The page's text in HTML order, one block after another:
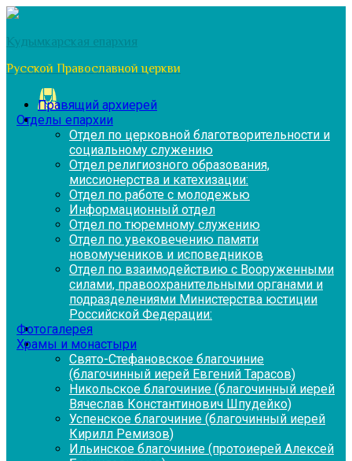
Перейти
содержимому
Кудымкарская епархия
Русской Православной церкви
Правящий архиерей
Отделы епархии
Отдел по церковной благотворительности и
социальному служению
Отдел религиозного образования,
миссионерства и катехизации:
Отдел по работе с молодежью
Информационный отдел
Отдел по тюремному служению
Отдел по увековечению памяти
новомучеников и исповедников
Отдел по взаимодействию с Вооруженными
силами, правоохранительными органами и
подразделениями Министерства юстиции
Российской Федерации:
Фотогалерея
Храмы и монастыри
Свято-Стефановское благочиние
(благочинный иерей Евгений Тарасов)
Никольское благочиние (благочинный иерей
Вячеслав Константинович Шпудейко)
Успенское благочиние (благочинный иерей
Кирилл Ремизов)
Ильинское благочиние (протоиерей Алексей